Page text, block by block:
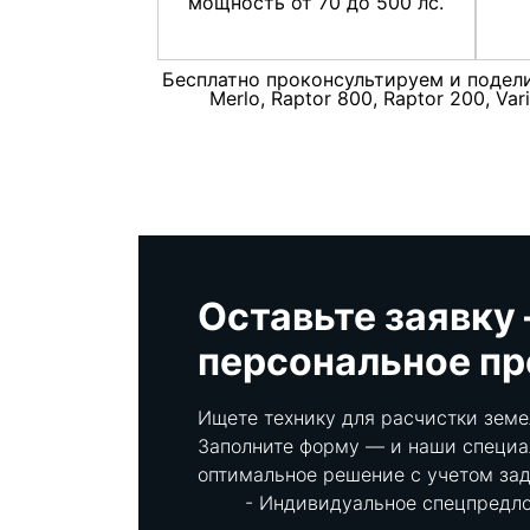
Бесплатно проконсультируем и
Merlo, Raptor 800, Raptor 200,
Оставьте
персональное
Ищете технику для расчистки
Заполните форму — и наши
оптимальное решение с учетом
Индивидуальное